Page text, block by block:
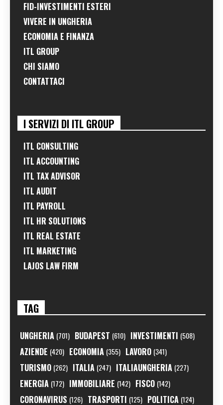
FID-INVESTIMENTI ESTERI
VIVERE IN UNGHERIA
ECONOMIA E FINANZA
ITL GROUP
CHI SIAMO
CONTATTACI
I SERVIZI DI ITL GROUP
ITL CONSULTING
ITL ACCOUNTING
ITL TAX ADVISOR
ITL AUDIT
ITL PAYROLL
ITL HR SOLUTIONS
ITL REAL ESTATE
ITL MARKETING
LAJOS LAW FIRM
TAG
UNGHERIA (701) BUDAPEST (610) INVESTIMENTI (508)
AZIENDE (420) ECONOMIA (355) LAVORO (341)
TURISMO (262) ITALIA (247) ITALIAUNGHERIA (227)
ENERGIA (172) IMMOBILIARE (142) FISCO (142)
CORONAVIRUS (126) TRASPORTI (125) POLITICA (124)